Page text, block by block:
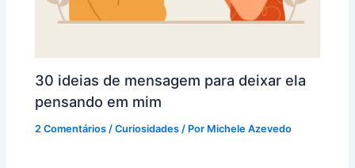
30 ideias de mensagem para deixar ela
pensando em mim
2 Comentários /Curiosidades / Por Michele Azevedo